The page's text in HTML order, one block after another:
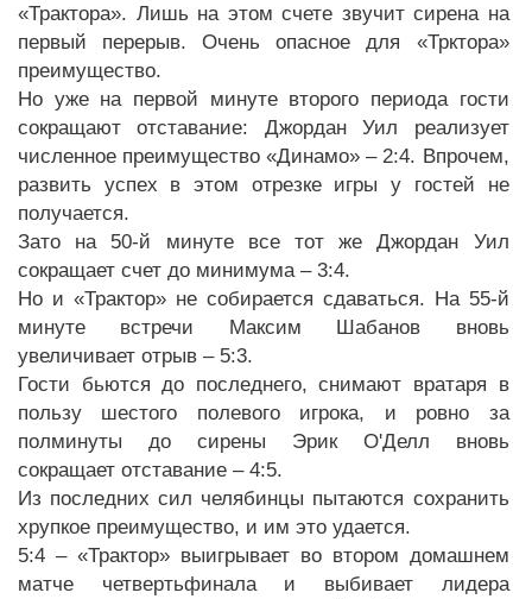
«Трактора». Лишь на этом счете звучит сирена на
первый перерыв. Очень опасное для «Трктора»
преимущество.
Но уже на первой минуте второго периода гости
сокращают отставание: Джордан Уил реализует
численное преимущество «Динамо» – 2:4. Впрочем,
развить успех в этом отрезке игры у гостей не
получается.
Зато на 50-й минуте все тот же Джордан Уил
сокращает счет до минимума – 3:4.
Но и «Трактор» не собирается сдаваться. На 55-й
минуте встречи Максим Шабанов вновь
увеличивает отрыв – 5:3.
Гости бьются до последнего, снимают вратаря в
пользу шестого полевого игрока, и ровно за
полминуты до сирены Эрик О'Делл вновь
сокращает отставание – 4:5.
Из последних сил челябинцы пытаются сохранить
хрупкое преимущество, и им это удается.
5:4 – «Трактор» выигрывает во втором домашнем
матче четвертьфинала и выбивает лидера